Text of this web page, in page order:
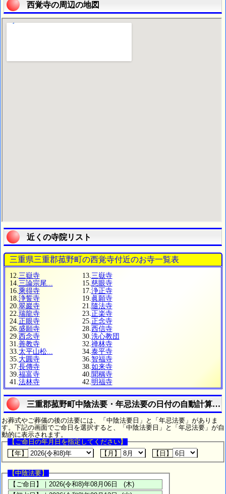
西覚寺の周辺の地図
近くの寺院リスト
三重県三重郡菰野町の西覚寺付近のお寺一覧表
12. 三嶽寺 13. 三嶽寺
14. 三論宗尾... 15. 慈眼寺
16. 乘得寺 17. 浄正寺
18. 浄誓寺 19. 眞願寺
20. 翠巖寺 21. 隨法寺
22. 瑞龍寺 23. 正楽寺
24. 正眼寺 25. 正念寺
26. 盛願寺 28. 西信寺
29. 西念寺 30. 洗心教団
31. 善教寺 32. 禅林寺
33. 太平山松... 34. 泰平寺
35. 大圓寺 36. 智福寺
37. 長傳寺 38. 如来寺
39. 福富寺 40. 聞稱寺
41. 法林寺 42. 明福寺
三重郡菰野町中陰法要・年忌法要の日付の自動計算シ
お葬式やご葬儀の後の法要には、「中陰法要日」と「年忌法要」がありま
す。下記の画面でご命日を選択すると、「中陰法要日」と「年忌法要」が自
動的に表示されます。
【ご命日の年月日を指定してください】
【年】
【月】 【日】
【中陰法要】